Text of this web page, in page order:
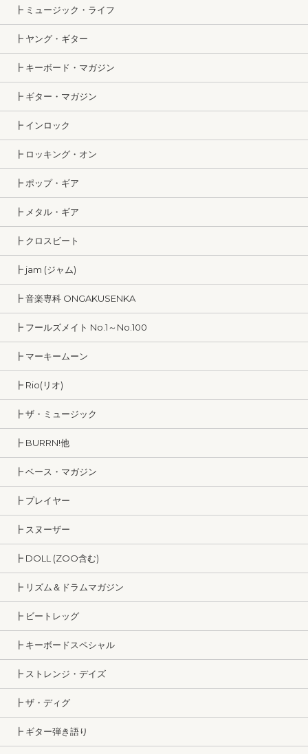
┣ ミュージック・ライフ
┣ ヤング・ギター
┣ キーボード・マガジン
┣ ギター・マガジン
┣ インロック
┣ ロッキング・オン
┣ ポップ・ギア
┣ メタル・ギア
┣ クロスビート
┣ jam (ジャム)
┣ 音楽専科 ONGAKUSENKA
┣ フールズメイト No.1～No.100
┣ マーキームーン
┣ Rio(リオ)
┣ ザ・ミュージック
┣ BURRN!他
┣ ベース・マガジン
┣ プレイヤー
┣ スヌーザー
┣ DOLL (ZOO含む)
┣ リズム＆ドラムマガジン
┣ ビートレッグ
┣ キーボードスペシャル
┣ ストレンジ・デイズ
┣ ザ・ディグ
┣ ギター弾き語り